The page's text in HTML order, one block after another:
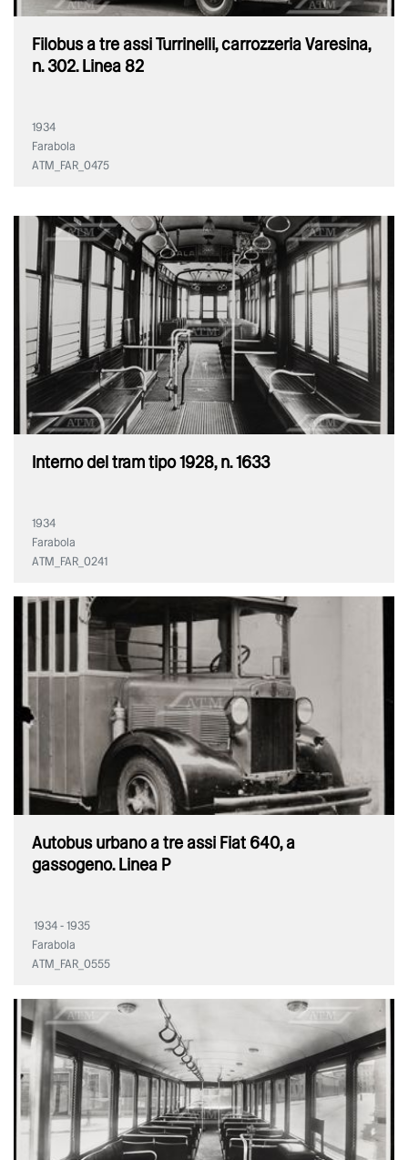
Filobus a tre assi Turrinelli, carrozzeria Varesina,
n. 302. Linea 82
1934
Farabola
ATM_FAR_0475
Interno del tram tipo 1928, n. 1633
1934
Farabola
ATM_FAR_0241
Autobus urbano a tre assi Fiat 640, a
gassogeno. Linea P
1934 - 1935
Farabola
ATM_FAR_0555